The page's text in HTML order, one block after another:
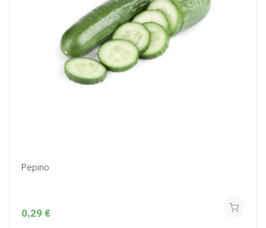
Pepino
0,29 €